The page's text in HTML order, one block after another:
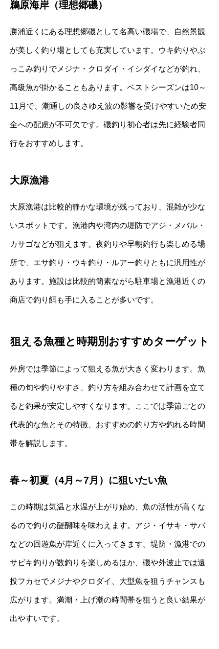
鵜原海岸（理想郷磯）
勝浦近くにある理想郷磯として名高い磯場で、自然景観
が美しく釣り場としても充実しています。ウキ釣りやぶ
っこみ釣りでメジナ・クロダイ・イシダイなどが釣れ、
高級魚が掛かることもあります。ベストシーズンは10～
11月で、潮通しの良さゆえ波の影響を受けやすいため安
全への配慮が不可欠です。磯釣り初心者は先に経験者同
行をおすすめします。
大原漁港
大原漁港は比較的静かな環境が残っており、混雑が少な
いスポットです。漁港内や湾内の堤防でアジ・メバル・
カサゴなどが狙えます。夜釣りや早朝釣行も楽しめる場
所で、エサ釣り・ウキ釣り・ルアー釣りともに汎用性が
あります。施設は比較的簡素ながら駐車場と漁港近くの
商店で釣り餌も手に入ることが多いです。
狙える魚種と時期別おすすめターゲット
外房では季節によって狙える魚が大きく変わります。魚
種の旬や釣りやすさ、釣り方を組み合わせて計画を立て
ると釣果が安定しやすくなります。ここでは季節ごとの
代表的な魚とその特徴、おすすめの釣り方や釣れる時間
帯を解説します。
春～初夏（4月～7月）に狙いたい魚
この時期は気温と水温が上がり始め、魚の活性が高くな
るので釣りの醍醐味を味わえます。アジ・イサキ・サバ
などの回遊魚が岸近くに入ってきます。堤防・漁港での
サビキ釣りが数釣りを楽しめるほか、磯や外波止では遠
投フカセでメジナやクロダイ、大型魚を狙うチャンスも
広がります。満潮・上げ潮の時間帯を狙うと良い結果が
出やすいです。